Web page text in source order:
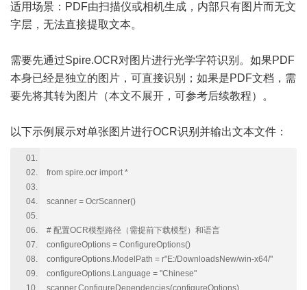
适用场景：PDF由扫描仪或相机生成，内部只有图片而无文
字层，无法直接提取文本。
需要先通过Spire.OCR对图片进行光学字符识别。如果PDF
本身已经是独立的图片，可直接识别；如果是PDF文档，需
要先将其转为图片（本文不展开，可参考后续教程）。
以下示例展示对单张图片进行OCR识别并输出文本文件：
from spire.ocr import *
scanner = OcrScanner()
# 配置OCR模型路径（需提前下载模型）和语言
configureOptions = ConfigureOptions()
configureOptions.ModelPath = r"E:/DownloadsNew/win-x64/"
configureOptions.Language = "Chinese"
scanner.ConfigureDependencies(configureOptions)